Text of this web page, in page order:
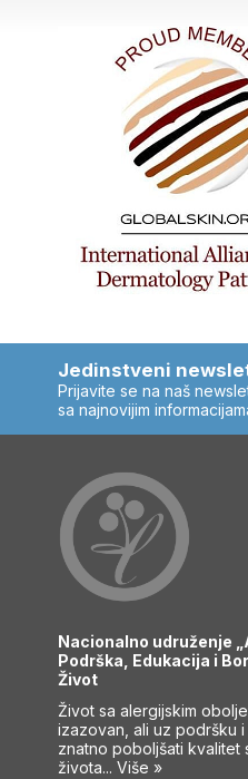
Jedinstveni
Prijavite se na naš
sa najnovijim
Nacionalno udruženje
Podrška, Edukacija i
Život
Život sa alergijskim
izazovan, ali uz podršku
znatno poboljšati kvalitet
života... Više »